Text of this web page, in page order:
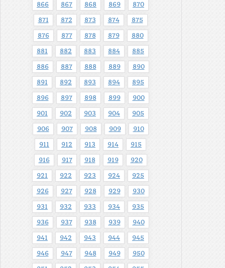
866 867 868 869 870
871 872 873 874 875
876 877 878 879 880
881 882 883 884 885
886 887 888 889 890
891 892 893 894 895
896 897 898 899 900
901 902 903 904 905
906 907 908 909 910
911 912 913 914 915
916 917 918 919 920
921 922 923 924 925
926 927 928 929 930
931 932 933 934 935
936 937 938 939 940
941 942 943 944 945
946 947 948 949 950